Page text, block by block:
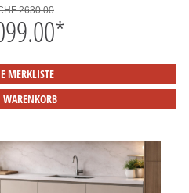
2630.00
*
MERKLISTE